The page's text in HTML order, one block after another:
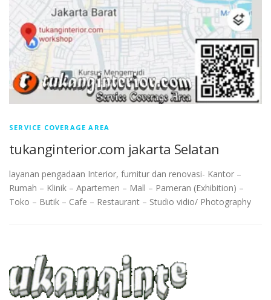
SERVICE COVERAGE AREA
tukanginterior.com jakarta Selatan
layanan pengadaan Interior, furnitur dan renovasi- Kantor –
Rumah – Klinik – Apartemen – Mall – Pameran (Exhibition) –
Toko – Butik – Cafe – Restaurant – Studio vidio/ Photography